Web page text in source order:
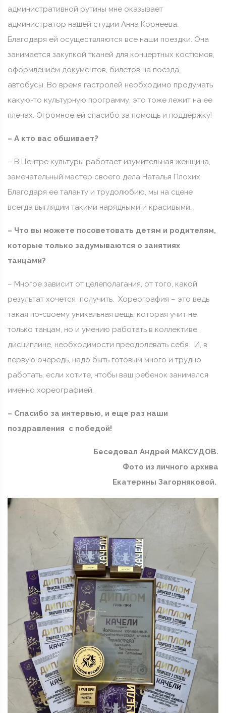
административной рутины мне оказывает
администратор нашей студии Анна Корнеева.
Благодаря ей осуществляются все наши поездки. Она
занимается закупкой тканей для концертных костюмов,
оформлением документов, билетов на поезда,
автобусы. Во время гастролей необходимо продумать
какую-то культурную программу, это тоже лежит на ее
плечах. Огромное ей спасибо за помощь и поддержку!
– А кто вас обшивает?
– В Центре культуры работает изумительная женщина,
замечательный мастер своего дела Наталья Плохих.
Благодаря ее таланту и трудолюбию, мы на сцене
всегда выглядим такими нарядными и красивыми.
– Что вы можете посоветовать детям и родителям,
которые только задумываются о занятиях
танцами?
– Многое зависит от целеполагания, от того, какой
результат хочется получить. Хореография – это ведь
такая по-своему уникальная вещь, которая учит не
только танцам, но и умению работать в коллективе,
дисциплине, необходимости преодолевать себя. И, в
первую очередь, надо быть готовым много и трудно
работать, если хотите, чтобы ваш ребенок занимался
именно хореографией,
– Спасибо за интервью, и еще раз наши
поздравления с победой!
Беседовал Андрей МАКСУДОВ.
Фото из личного архива
Екатерины Загорняковой.